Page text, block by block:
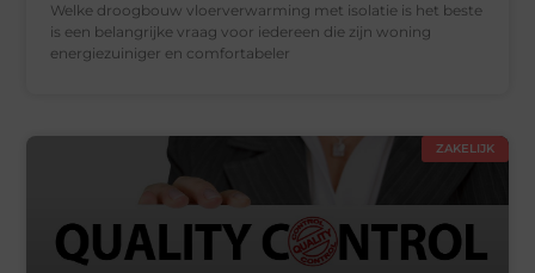
Welke droogbouw vloerverwarming met isolatie is het beste
is een belangrijke vraag voor iedereen die zijn woning
energiezuiniger en comfortabeler
ZAKELIJK